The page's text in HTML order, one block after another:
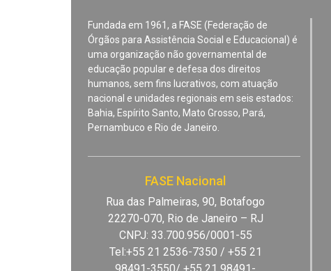
Fundada em 1961, a FASE (Federação de
Órgãos para Assistência Social e Educacional) é
uma organização não governamental de
educação popular e defesa dos direitos
humanos, sem fins lucrativos, com atuação
nacional e unidades regionais em seis estados:
Bahia, Espírito Santo, Mato Grosso, Pará,
Pernambuco e Rio de Janeiro.
FASE Nacional
Rua das Palmeiras, 90, Botafogo
22270-070, Rio de Janeiro – RJ
CNPJ: 33.700.956/0001-55
Tel:+55 21 2536-7350 / +55 21